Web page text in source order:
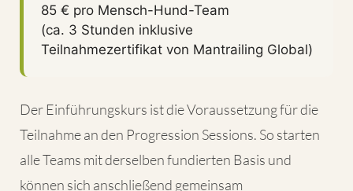
85 € pro Mensch-Hund-Team
(ca. 3 Stunden inklusive
Teilnahmezertifikat von Mantrailing Global)
Der Einführungskurs ist die Voraussetzung für die
Teilnahme an den Progression Sessions. So starten
alle Teams mit derselben fundierten Basis und
können sich anschließend gemeinsam